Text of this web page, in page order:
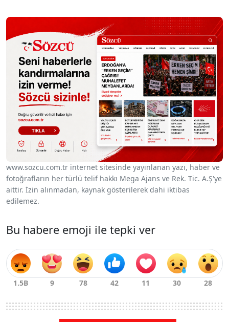
www.sozcu.com.tr internet sitesinde yayınlanan yazı, haber ve
fotoğrafların her türlü telif hakkı Mega Ajans ve Rek. Tic. A.Ş'ye
aittir. İzin alınmadan, kaynak gösterilerek dahi iktibas
edilemez.
Bu habere emoji ile tepki ver